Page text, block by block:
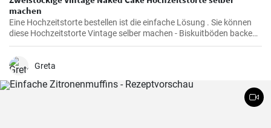
machen
Eine Hochzeitstorte bestellen ist die einfache Lösung . Sie können
diese Hochzeitstorte Vintage selber machen - Biskuitböden backen
und mit Mascarpone Quark Creme füllen . Den Abschluß des Naked
Cake bilden viele bunte Beeren und Früchte.
Greta